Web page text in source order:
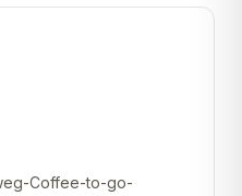
Coffee-to-go-